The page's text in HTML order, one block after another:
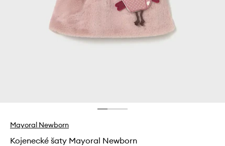
Mayoral Newborn
Kojenecké šaty Mayoral Newborn